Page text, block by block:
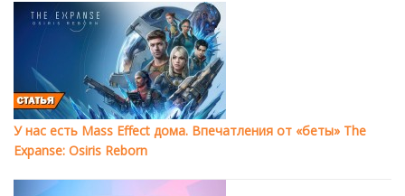
У нас есть Mass Effect дома. Впечатления от «беты» The
Expanse: Osiris Reborn